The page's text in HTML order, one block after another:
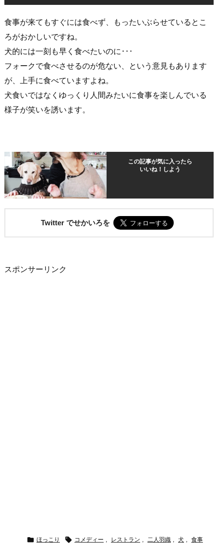
食事が来てもすぐには食べず、もったいぶらせているとこ
ろがおかしいですね。
犬的には一刻も早く食べたいのに･･･
フォークで食べさせるのが危ない、という意見もあります
が、上手に食べていますよね。
犬食いではなくゆっくり人間みたいに食事を楽しんでいる
様子が笑いを誘います。
この記事が気に入ったら
いいね！しよう
Twitter でせかいろを
スポンサーリンク
 ほっこり  コメディー , レストラン , 二人羽織 , 犬 , 食事